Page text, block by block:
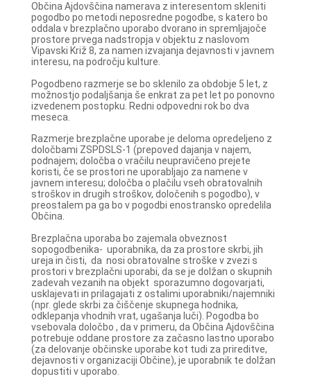
Občina Ajdovščina namerava z interesentom skleniti
pogodbo po metodi neposredne pogodbe, s katero bo
oddala v brezplačno uporabo dvorano in spremljajoče
prostore prvega nadstropja v objektu z naslovom
Vipavski Križ 8, za namen izvajanja dejavnosti v javnem
interesu, na področju kulture.
Pogodbeno razmerje se bo sklenilo za obdobje 5 let, z
možnostjo podaljšanja še enkrat za pet let po ponovno
izvedenem postopku. Redni odpovedni rok bo dva
meseca.
Razmerje brezplačne uporabe je deloma opredeljeno z
določbami ZSPDSLS-1 (prepoved dajanja v najem,
podnajem; določba o vračilu neupravičeno prejete
koristi, če se prostori ne uporabljajo za namene v
javnem interesu; določba o plačilu vseh obratovalnih
stroškov in drugih stroškov, določenih s pogodbo), v
preostalem pa ga bo v pogodbi enostransko opredelila
Občina.
Brezplačna uporaba bo zajemala obveznost
sopogodbenika- uporabnika, da za prostore skrbi, jih
ureja in čisti, da nosi obratovalne stroške v zvezi s
prostori v brezplačni uporabi, da se je dolžan o skupnih
zadevah vezanih na objekt sporazumno dogovarjati,
usklajevati in prilagajati z ostalimi uporabniki/najemniki
(npr. glede skrbi za čiščenje skupnega hodnika,
odklepanja vhodnih vrat, ugašanja luči). Pogodba bo
vsebovala določbo , da v primeru, da Občina Ajdovščina
potrebuje oddane prostore za začasno lastno uporabo
(za delovanje občinske uporabe kot tudi za prireditve,
dejavnosti v organizaciji Občine), je uporabnik te dolžan
dopustiti v uporabo.